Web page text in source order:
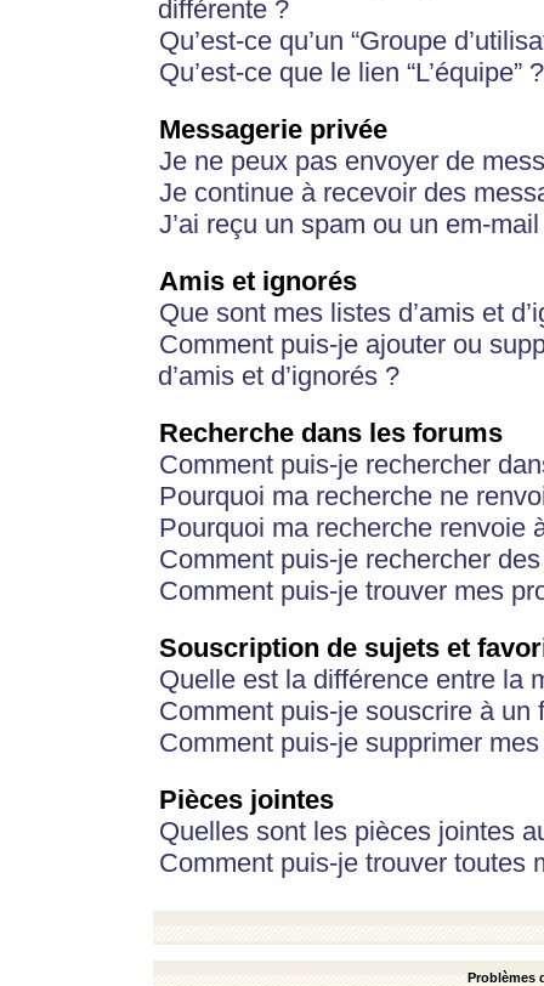
différente ?
Qu’est-ce qu’un “Groupe
Qu’est-ce que le lien “L’équipe” ?
Messagerie privée
Je ne peux pas envoyer de
Je continue à recevoir des
J’ai reçu un spam ou un em-
Amis et ignorés
Que sont mes listes d’amis et
Comment puis-je ajouter ou
d’amis et d’ignorés ?
Recherche dans les forums
Comment puis-je rechercher
Pourquoi ma recherche ne
Pourquoi ma recherche renvoie
Comment puis-je rechercher
Comment puis-je trouver mes
Souscription de sujets et
Quelle est la différence entre la
Comment puis-je souscrire à
Comment puis-je supprimer
Pièces jointes
Quelles sont les pièces jointes
Comment puis-je trouver toutes
Problèmes